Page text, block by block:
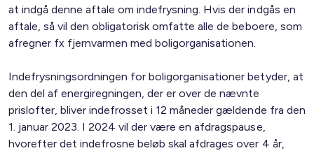
at indgå denne aftale om indefrysning. Hvis der indgås en
aftale, så vil den obligatorisk omfatte alle de beboere, som
afregner fx fjernvarmen med boligorganisationen.
Indefrysningsordningen for boligorganisationer betyder, at
den del af energiregningen, der er over de nævnte
prislofter, bliver indefrosset i 12 måneder gældende fra den
1. januar 2023. I 2024 vil der være en afdragspause,
hvorefter det indefrosne beløb skal afdrages over 4 år,